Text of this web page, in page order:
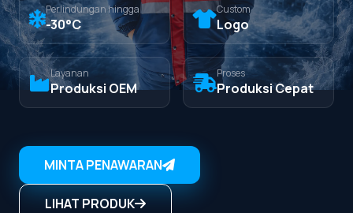
Perlindungan hingga
-30°C
Custom
Logo
Layanan
Produksi OEM
Proses
Produksi Cepat
MINTA PENAWARAN
LIHAT PRODUK